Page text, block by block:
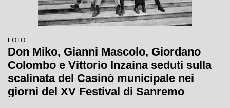
FOTO
Don Miko, Gianni Mascolo, Giordano
Colombo e Vittorio Inzaina seduti sulla
scalinata del Casinò municipale nei
giorni del XV Festival di Sanremo